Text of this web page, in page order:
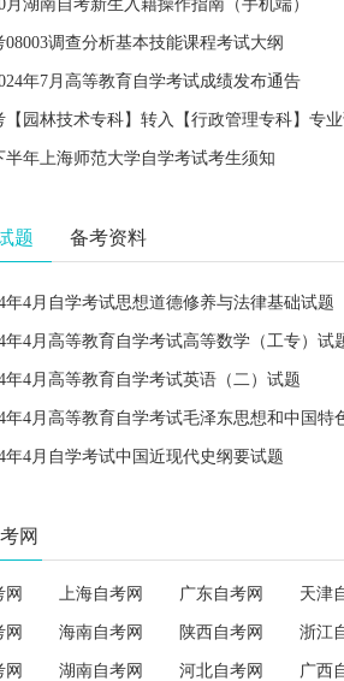
月湖南自考新生入籍操作指南（手机端）
08003调查分析基本技能课程考试大纲
年7月高等教育自学考试成绩发布通告
半年上海师范大学自学考试考生须知
题 备考资料
年4月自学考试思想道德修养与法律基础试题
年4月高等教育自学考试高等数学（工专）试
年4月高等教育自学考试英语（二）试题
年4月自学考试中国近现代史纲要试题
网
网 上海自考网 广东自考网 天津
网 海南自考网 陕西自考网 浙江
网 湖南自考网 河北自考网 广西